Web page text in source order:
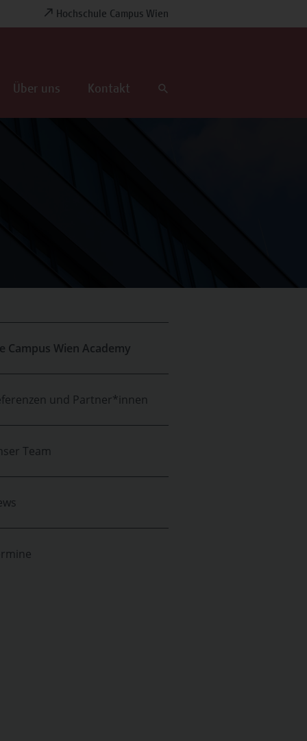
Hochschule Campus Wien
Über uns Kontakt
Campus Wien Academy
und Partner*innen
Team